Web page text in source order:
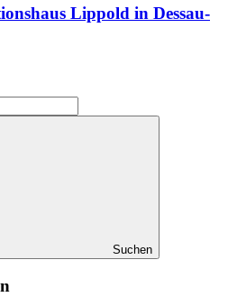
Lippold in Dessau-
Suchen